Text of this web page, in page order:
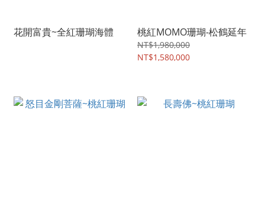
花開富貴~全紅珊瑚海體 桃紅MOMO珊瑚-松鶴延年
NT$1,980,000
NT$1,580,000